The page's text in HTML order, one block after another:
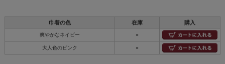
巾着の色 在庫 購入
爽やかなネイビー ○
大人色のピンク ○